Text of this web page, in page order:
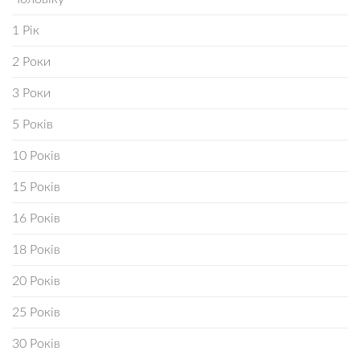
1 Рік
2 Роки
3 Роки
5 Років
10 Років
15 Років
16 Років
18 Років
20 Років
25 Років
30 Років